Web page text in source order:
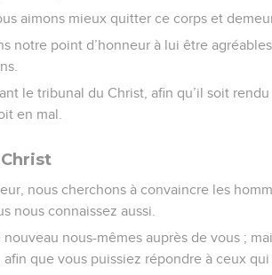
aimons mieux quitter ce corps et
notre point d’honneur à lui être
le tribunal du Christ, afin qu’il soit rendu
en mal.
nous cherchons à convaincre les
nous connaissez aussi.
nous-mêmes auprès de vous ;
que vous puissiez répondre à ceux